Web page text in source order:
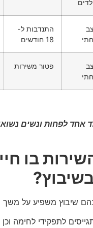
התנדבות ל-
18 חודשים
פטור משירות
אחד לפחות ונשים
בו
שיבוץ משפיע על משך
לתפקידי לחימה וכן